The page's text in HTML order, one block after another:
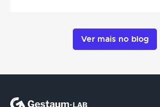
Ver mais no blog